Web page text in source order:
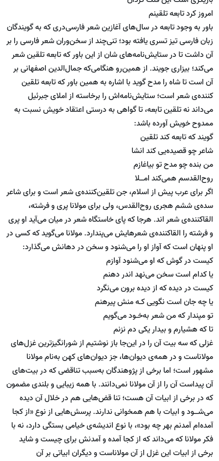
امروز کرد تابعه تلقینم
باور به وجود تابعه در سال‌های آغازین شعر فارسی‌دری که به گویندگان
زبان فارسی تیز تسری یافته بود؛ تنی‌چند از سخن‌وران شعر فارسی را بر
آن داشت تا در ستایش‌نامه‌های شان از این باور که تابعه تلقین شعر
می‌کند؛ بیزاری جویند. از همین‌رو هنگامی‌که جمال‌الدین اصفهانی بر
آن است تا شاه را مدح گوید با اشاره به همین باور که تابعه تلقین
کننده‌ی شعر است؛ ستایش‌نامه‌اش را برخاسته از املای جبرئیل
می‌داند نه تلقین تابعه، تا گواهی به درستی اعتقاد خویش نسبت به
ممدوح خویش آورده باشد:
گویند که تابعه کند تلقین
شاعر چو قصیده‌یی کند انشا
من بنده چو مدح تو بیاغازم
روح‌القدسم همی‌کند امــلا
اگر برای عرب پیش از اسلام، جن تلقین‌کننده‌ی شعر است و برای شاعر
سده‌ی ششم هجری روح‌القدس، ‌‌ولی برای مولانا پری و فرشته،
‌القاکننده‌ی شعر اند. هرجا که پای خاستگاه شعر در میان می‌آید او پری
و فرشته را القاکننده‌ی شعر‌هایش می‌پندارد. مولانا می‌گوید که کسی در
او پنهان است که آواز او را می‌شنود و سخن در دهانش می‌گذارد:
کیست در گوش که او می‌شنود آوازم
یا کدام است سخن می‌نهد اندر دهنم
کیست در دیده که از دیده برون می‌نگرد
یا چه جان است نگویی کـه منش پیرهنم
تو مپندار که من شعر به‌خـود می‌گویم
تا که هشیارم و بیدار یکی دم نزنم
غزلی که سه بیت آن را در این‌جا باز نوشتیم از شورانگیزترین غزل‌های
مولاناست و در همه‌ی دیوان‌ها، جز دیوان‌های کهن به‌نام مولانا
مشهور است؛ اما برخی از پژوهندگان به‌سبب تناقضی که در بیت‌های
آن پیداست آن را از آن مولانا نمی‌دانند. با همه زیبایی و بلندی مضمون
که در برخی از ابیات آن هست؛ تنا قض‌هایی هم در خلال آن دیده
می‌شــود و ابیات با هم همخوانی ندارند. پرسش‌هایی از نوع «از کجا
آمده‌ام آمدنم بهر چه بود»، با نوع اندیشه‌ی خیامی‌ بستگی دارد، نه با
فکر مولانا که می‌داند که از کجا آمده و آمدنش برای چیست و شاید
برخی از ابیات این غزل از آن مولاناست و دیگران ابیاتی بر آن